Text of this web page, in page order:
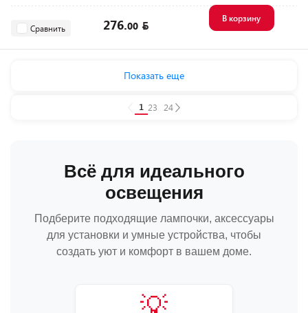
Сравнить 276.00
В корзину
Показать еще
1 23 24
Всё для идеального
освещения
Подберите подходящие лампочки, аксессуары
для установки и умные устройства, чтобы
создать уют и комфорт в вашем доме.
💡